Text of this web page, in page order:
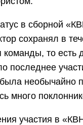
в сборной
сохранял в
команды, то есть
последнее
необычайно
много
участия в